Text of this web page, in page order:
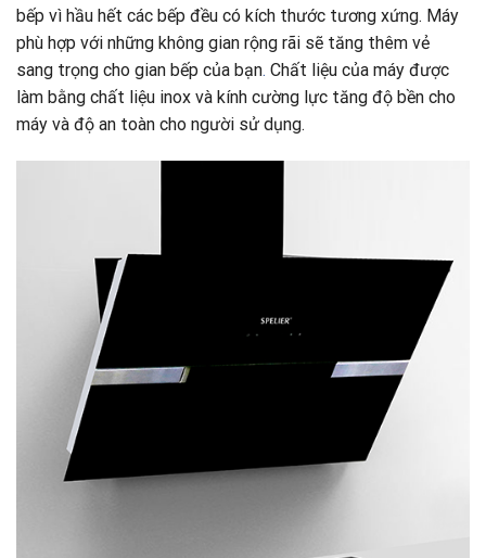
bếp vì hầu hết các bếp đều có kích thước tương xứng. Máy
phù hợp với những không gian rộng rãi sẽ tăng thêm vẻ
sang trọng cho gian bếp của bạn. Chất liệu của máy được
làm bằng chất liệu inox và kính cường lực tăng độ bền cho
máy và độ an toàn cho người sử dụng.